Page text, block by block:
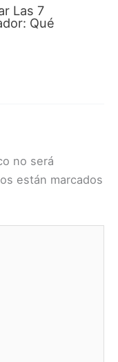
Las 7
Qué
no será
están marcados